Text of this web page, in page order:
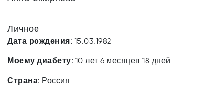
Личное
Дата рождения: 15.03.1982
Моему диабету: 10 лет 6 месяцев 18 дней
Страна: Россия